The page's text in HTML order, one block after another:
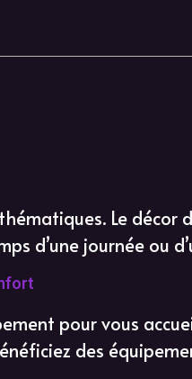
Le
d’une journée ou
pour vous
des